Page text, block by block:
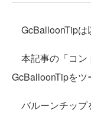
GcBalloonTipは
本記事の「コン
GcBalloonTipをツ
バルーンチップ